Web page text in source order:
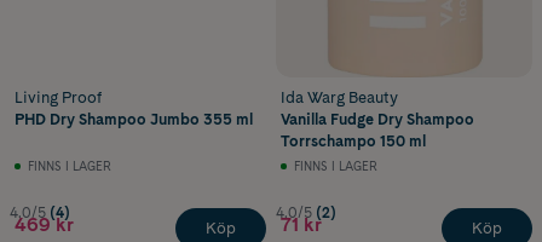
Living Proof
PHD Dry Shampoo Jumbo 355 ml
FINNS I LAGER
4.0/5 (4)
469 kr Köp
Ida Warg Beauty
Vanilla Fudge Dry Shampoo
Torrschampo 150 ml
FINNS I LAGER
4.0/5 (2)
71 kr Köp